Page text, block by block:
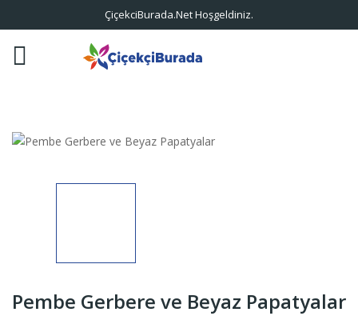
ÇiçekciBurada.Net Hoşgeldiniz.
Pembe Gerbere ve Beyaz Papatyalar